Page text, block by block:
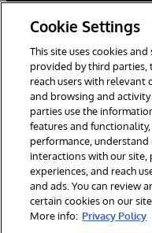
© 1996-2026 InterSystems
vorbehalten.
Mitteilungen/
Geld-zurück-Garantie
Cookie Settings
This site uses cookies
provided by third parties,
reach users with relevant
and browsing and
parties use the
features and
performance,
interactions with our site,
experiences, and reach
and ads. You can review
certain cookies on our
More info: Privacy Policy